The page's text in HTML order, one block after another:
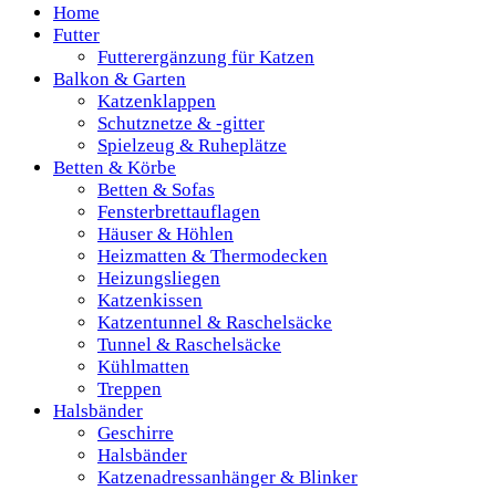
Home
Futter
Futterergänzung für Katzen
Balkon & Garten
Katzenklappen
Schutznetze & -gitter
Spielzeug & Ruheplätze
Betten & Körbe
Betten & Sofas
Fensterbrettauflagen
Häuser & Höhlen
Heizmatten & Thermodecken
Heizungsliegen
Katzenkissen
Katzentunnel & Raschelsäcke
Tunnel & Raschelsäcke
Kühlmatten
Treppen
Halsbänder
Geschirre
Halsbänder
Katzenadressanhänger & Blinker